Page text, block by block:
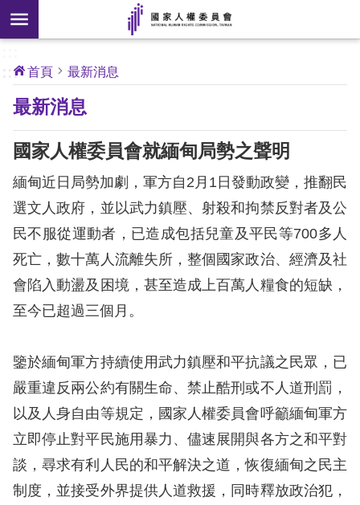
前往主要內容區塊
搜
尋
開
新
]
核
心
人
權
公
約
關
於
本
會
最
新
息
人
權
業
務
:::
首頁 最新消息
最新消息
國家人權委員會就緬甸局勢之聲明
緬甸近日局勢加劇，軍方自2月1日發動政變，推翻民
選文人政府，並以武力鎮壓、射殺和拘禁反對者及公
民不服從運動者，已造成包括兒童及平民等700多人
死亡，數十萬人流離失所，整個國家政治、經濟及社
會陷入動盪及困境，甚至造成上百萬人糧食的短缺，
至今已超過三個月。
鑒於緬甸軍方持續使用武力鎮壓和平抗議之民眾，已
嚴重違反兩公約有關生命、禁止酷刑或不人道刑罰，
以及人身自由等規定，國家人權委員會呼籲緬甸軍方
立即停止對平民施用暴力、儘速展開與各方之和平對
談，尋求有利人民的和平解決之道，恢復緬甸之民主
制度，並接受外界提供人道救援，同時釋放政治犯，